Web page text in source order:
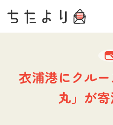
衣浦港にクル
丸」が